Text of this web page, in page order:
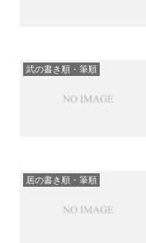
武の書き順・筆順
居の書き順・筆順